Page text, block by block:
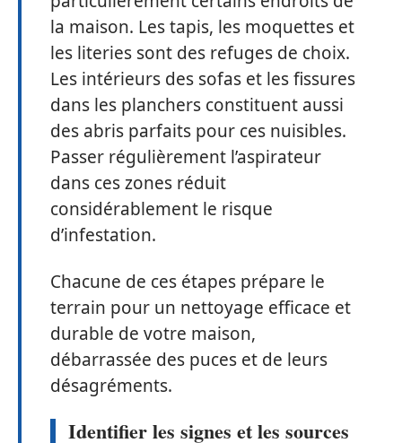
la maison. Les tapis, les moquettes et
les literies sont des refuges de choix.
Les intérieurs des sofas et les fissures
dans les planchers constituent aussi
des abris parfaits pour ces nuisibles.
Passer régulièrement l’aspirateur
dans ces zones réduit
considérablement le risque
d’infestation.
Chacune de ces étapes prépare le
terrain pour un nettoyage efficace et
durable de votre maison,
débarrassée des puces et de leurs
désagréments.
Identifier les signes et les sources